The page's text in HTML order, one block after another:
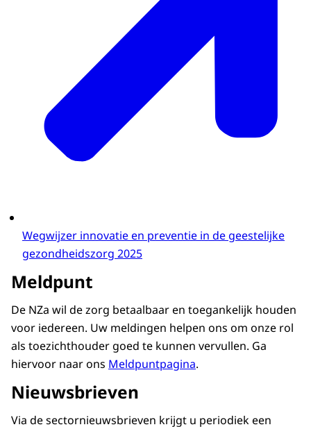
Wegwijzer innovatie en preventie in de geestelijke
gezondheidszorg 2025
Meldpunt
De NZa wil de zorg betaalbaar en toegankelijk houden
voor iedereen. Uw meldingen helpen ons om onze rol
als toezichthouder goed te kunnen vervullen. Ga
hiervoor naar ons Meldpuntpagina.
Nieuwsbrieven
Via de sectornieuwsbrieven krijgt u periodiek een